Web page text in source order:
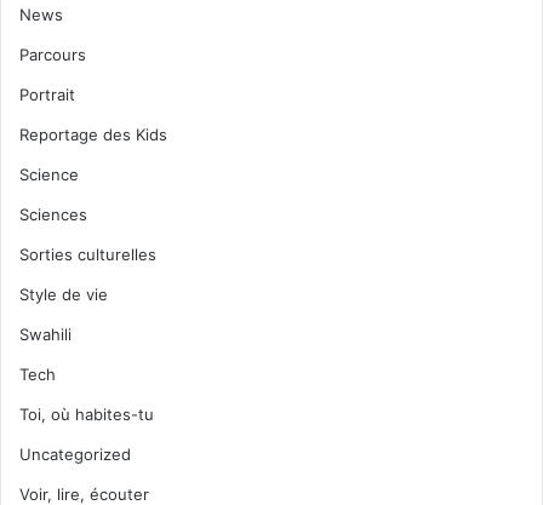
News
Parcours
Portrait
Reportage des Kids
Science
Sciences
Sorties culturelles
Style de vie
Swahili
Tech
Toi, où habites-tu
Uncategorized
Voir, lire, écouter